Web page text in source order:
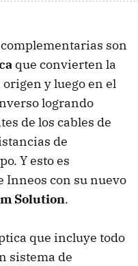
son
que convierten la
y luego en el
logrando
de los cables de
de
Y esto es
Inneos con su nuevo
Solution.
que incluye todo
sistema de